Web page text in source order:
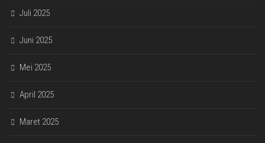
Juli 2025
Juni 2025
Mei 2025
April 2025
Maret 2025